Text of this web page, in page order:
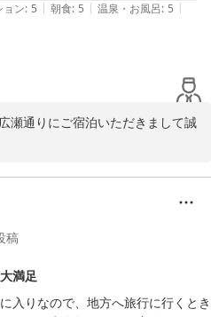
申し上げます。当ホテルは仙台
もアクセスしやすく、ご家族連
ホテルを目指しております。天然
癒していただけますので、次回ご
。
お待ちしております。
配人・スタッフ一同
ル仙台・広瀬通り
かったです。
ていて、無駄がない作りだと思いま
洗顔すると床が水浸しになってしま
ばまた泊まりたいです。の）
ョン: 5 | 朝食: 5 | 温泉・お風呂: 5 |
瀬通りにご宿泊いただきまして誠
食を楽しみに足をお運びくださ
便をおかけし、またバスタオルを
し訳ございませんでした。当館は
コンパクトな造りとなっておりま
よう今後の改善の参考とさせてい
稿
満足
入りなので、地方へ旅行に行くとき